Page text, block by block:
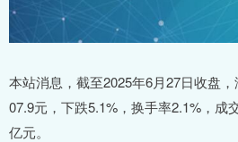
本站消息，截至2025年6月27日收盘
07.9元，下跌5.1%，换手率2.1%，成
亿元。